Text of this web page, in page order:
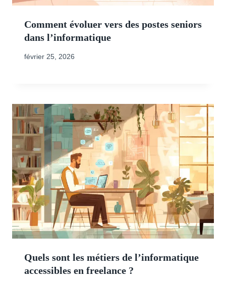
Comment évoluer vers des postes seniors
dans l’informatique
février 25, 2026
Quels sont les métiers de l’informatique
accessibles en freelance ?